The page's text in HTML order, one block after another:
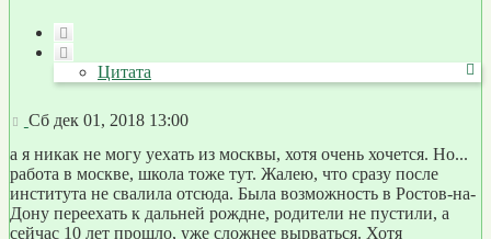
Цитата
Сообщение
Сб дек 01, 2018 13:00
а я никак не могу уехать из москвы, хотя очень хочется. Но...
работа в москве, школа тоже тут. Жалею, что сразу после
института не свалила отсюда. Была возможность в Ростов-на-
Дону переехать к дальней рождне, родители не пустили, а
сейчас 10 лет прошло, уже сложнее вырваться. Хотя